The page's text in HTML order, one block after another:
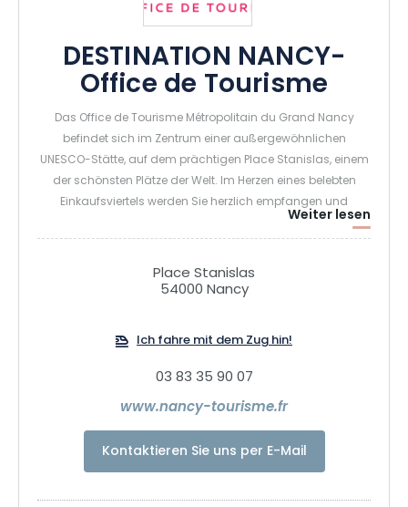
DESTINATION NANCY-
Office de Tourisme
Das Office de Tourisme Métropolitain du Grand Nancy
befindet sich im Zentrum einer außergewöhnlichen
UNESCO-Stätte, auf dem prächtigen Place Stanislas, einem
der schönsten Plätze der Welt. Im Herzen eines belebten
Einkaufsviertels werden Sie herzlich empfangen und
erhalten Auskünfte. Wir sprechen Französisch, Englisch und
Deutsch und sind 7 Tage die Woche für Sie da! Wir bieten
Ihnen umfassende Informationen über die Ressourcen der
Metropole und der Region: Stadtpläne, Einrichtungen,
besorgen Ihnen alle notwendigen Informationen.
Weiter lesen
Place Stanislas
54000 Nancy
Ich fahre mit dem Zug hin!
03 83 35 90 07
www.nancy-tourisme.fr
Kontaktieren Sie uns per E-Mail